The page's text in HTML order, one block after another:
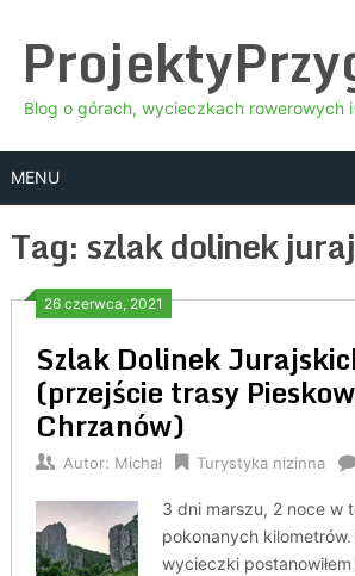
content
Blog o górach, wycieczkach rowerowych
MENU
Tag: szlak dolinek
26 czerwca, 2021
Szlak Dolinek
(przejście trasy
Chrzanów)
Autor: Michał Turystyka nizinna
3 dni marszu, 2 noce w
pokonanych
wycieczki